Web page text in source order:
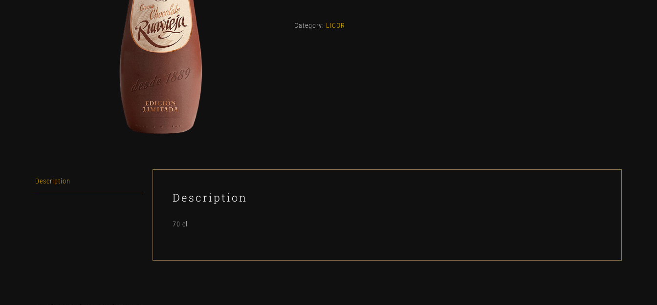
quantity
Category: LICOR
Description
Description
70 cl